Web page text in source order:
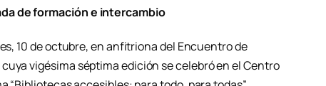
de formación e intercambio
10 de octubre, en anfitriona del Encuentro de
vigésima séptima edición se celebró en el Centro